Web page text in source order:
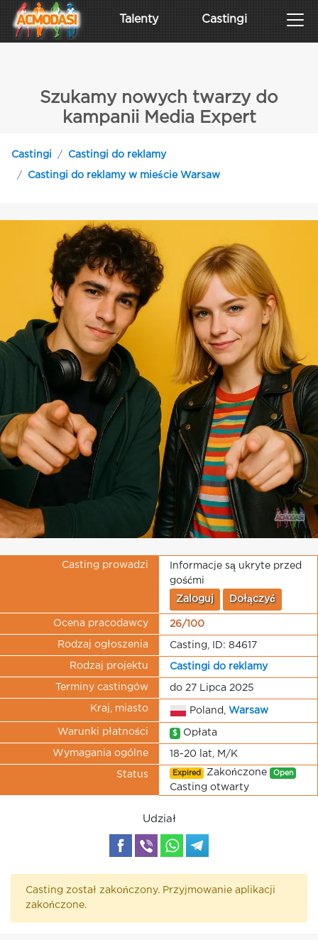
Talenty Castingi
Szukamy nowych twarzy do
kampanii Media Expert
Castingi Castingi do reklamy
Castingi do reklamy w mieście Warsaw
Casting prowadzi
Informacje są ukryte przed
gośćmi
Zaloguj Dołączyć
Ocena pracodawcy 26/100
Rodzaj ogłoszenia Casting, ID: 84617
Rodzaj projektu Castingi do reklamy
Terminy castingów do 27 Lipca 2025
Kraj, miasto Poland, Warsaw
Warunki płatności $ Opłata
Wymagania ogólne 18-20 lat, M/K
Status Expired Zakończone Open
Casting otwarty
Udział
Casting został zakończony. Przyjmowanie aplikacji
zakończone.